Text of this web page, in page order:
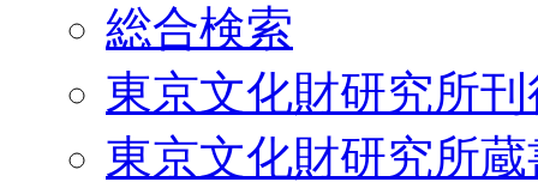
総合検索
東京文化財研究所
東京文化財研究所